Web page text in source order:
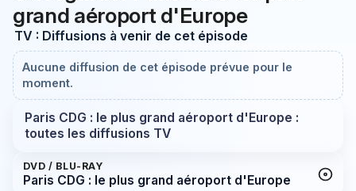
grand aéroport d'Europe
TV : Diffusions à venir de cet épisode
Aucune diffusion de cet épisode prévue pour le
moment.
Paris CDG : le plus grand aéroport d'Europe :
toutes les diffusions TV
DVD / BLU-RAY
Paris CDG : le plus grand aéroport d'Europe